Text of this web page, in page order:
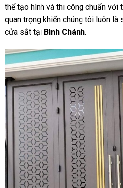
thể tạo hình và thi công chuẩn với
quan trọng khiến chúng tôi luôn
cửa sắt tại Bình Chánh.